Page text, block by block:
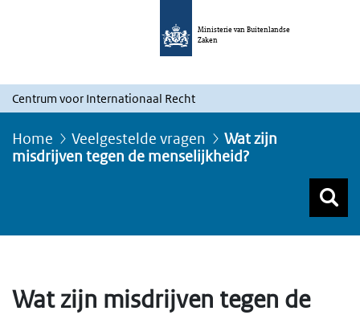
Ministerie van Buitenlandse
Zaken
Centrum voor Internationaal Recht
Home Veelgestelde vragen
Wat zijn
misdrijven tegen de menselijkheid?
Wat zijn misdrijven tegen de